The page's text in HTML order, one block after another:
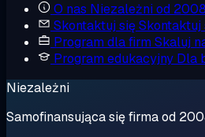
O nas Niezależni od
Skontaktuj sięSkontaktuj
Program dla firm Skaluj
Program edukacyjny Dla
Niezależni
Samofinansująca się firma od